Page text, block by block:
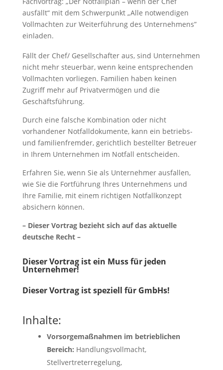
ausfällt“ mit dem Schwerpunkt „Alle notwendigen
Vollmachten zur Weiterführung des Unternehmens”
einladen.
Fällt der Chef/ Gesellschafter aus, sind Unternehmen
nicht mehr steuerbar, wenn keine entsprechenden
Vollmachten vorliegen. Familien haben keinen
Zugriff mehr auf Privatvermögen und die
Geschäftsführung.
Durch eine falsche Kombination oder nicht
vorhandener Notfalldokumente, kann ein betriebs-
und familienfremder, gerichtlich bestellter Betreuer
in Ihrem Unternehmen im Notfall entscheiden.
Erfahren Sie, wenn Sie als Unternehmer ausfallen,
wie Sie die Fortführung Ihres Unternehmens und
Ihre Familie, mit einem richtigen Notfallkonzept
absichern können.
– Dieser Vortrag bezieht sich auf das aktuelle
deutsche Recht –
Dieser Vortrag ist ein Muss für jeden
Unternehmer!
Dieser Vortrag ist speziell für GmbHs!
Inhalte:
Vorsorgemaßnahmen im betrieblichen
Bereich: Handlungsvollmacht,
Stellvertreterregelung,